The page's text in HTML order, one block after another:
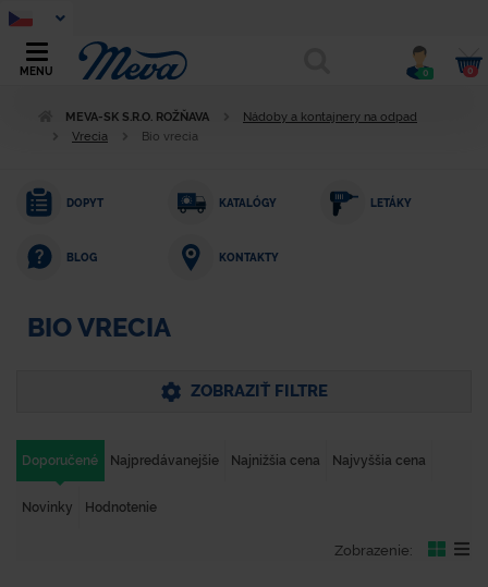
MENU 0 0
MEVA-SK S.R.O. ROŽŇAVA
Nádoby a kontajnery na odpad
Vrecia
Bio vrecia
DOPYT KATALÓGY LETÁKY
BLOG KONTAKTY
BIO VRECIA
ZOBRAZIŤ FILTRE
Doporučené Najpredávanejšie Najnižšia cena Najvyššia cena
Novinky Hodnotenie
Zobrazenie: